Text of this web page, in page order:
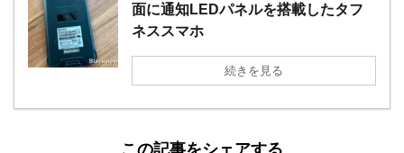
面に通知LEDパネルを搭載したタフ
ネススマホ
続きを見る
この記事をシェアする